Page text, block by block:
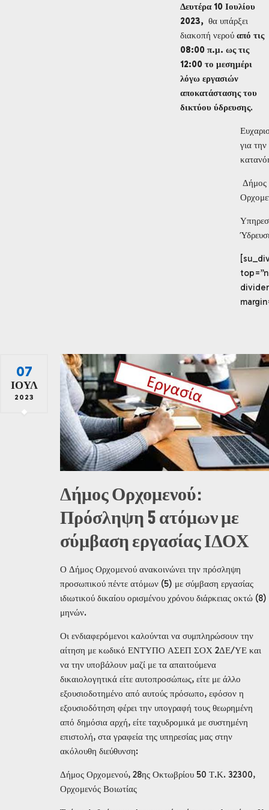
Δευτέρα 10 Ιουλίου
2023, θα υπάρξει
διακοπή νερού από τις
08:00 π.μ. ως τις
12:00 το μεσημέρι
λόγω εργασιών
αποκατάστασης του
δικτύου ύδρευσης.
για την
Δήμος
07
ΙΟΎΛ
2023
Δήμος Ορχομενού:
Πρόσληψη 5 ατόμων με
σύμβαση εργασίας ΙΔΟΧ
Ο Δήμος Ορχομενού ανακοινώνει την πρόσληψη
προσωπικού πέντε ατόμων (5) με σύμβαση εργασίας
ιδιωτικού δικαίου ορισμένου χρόνου διάρκειας οκτώ (8)
μηνών.
Οι ενδιαφερόμενοι καλούνται να συμπληρώσουν την
αίτηση με κωδικό ΕΝΤΥΠΟ ΑΣΕΠ ΣΟΧ 2ΔΕ/ΥΕ και
να την υποβάλουν μαζί με τα απαιτούμενα
δικαιολογητικά είτε αυτοπροσώπως, είτε με άλλο
εξουσιοδοτημένο από αυτούς πρόσωπο, εφόσον η
εξουσιοδότηση φέρει την υπογραφή τους θεωρημένη
από δημόσια αρχή, είτε ταχυδρομικά με συστημένη
επιστολή, στα γραφεία της υπηρεσίας μας στην
ακόλουθη διεύθυνση:
Δήμος Ορχομενού, 28ης Οκτωβρίου 50 Τ.Κ. 32300,
Ορχομενός Βοιωτίας